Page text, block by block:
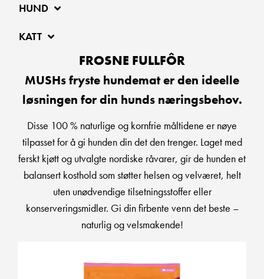
HUND
KATT
FROSNE FULLFÔR
MUSHs fryste hundemat er den ideelle
løsningen for din hunds næringsbehov.
Disse 100 % naturlige og kornfrie måltidene er nøye
tilpasset for å gi hunden din det den trenger. Laget med
ferskt kjøtt og utvalgte nordiske råvarer, gir de hunden et
balansert kosthold som støtter helsen og velværet, helt
uten unødvendige tilsetningsstoffer eller
konserveringsmidler. Gi din firbente venn det beste –
naturlig og velsmakende!